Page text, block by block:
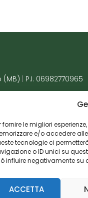
fornire le migliori
e/o accedere
tecnologie ci
o ID unici su
influire negativamente su
ACCETTA
(MB)
P.I. 06982770965